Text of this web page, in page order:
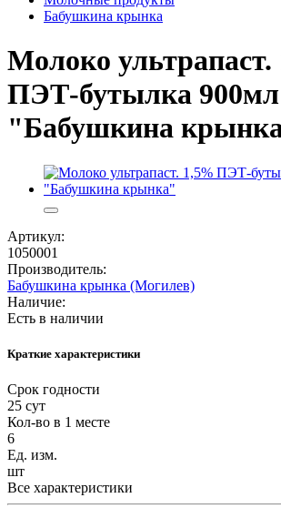
Бабушкина крынка
Молоко ультрапаст.
ПЭТ-бутылка 900мл
"Бабушкина
Артикул:
1050001
Производитель:
Бабушкина крынка (Могилев)
Наличие:
Есть в наличии
Краткие характеристики
Срок годности
25 сут
Кол-во в 1 месте
6
Ед. изм.
шт
Все характеристики